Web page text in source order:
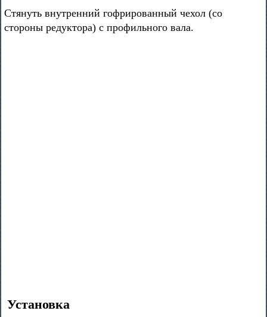
Стянуть внутренний гофрированный чехол (со
стороны редуктора) с профильного вала.
Установка